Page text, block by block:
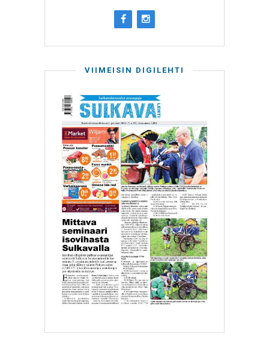
VIIMEISIN DIGILEHTI